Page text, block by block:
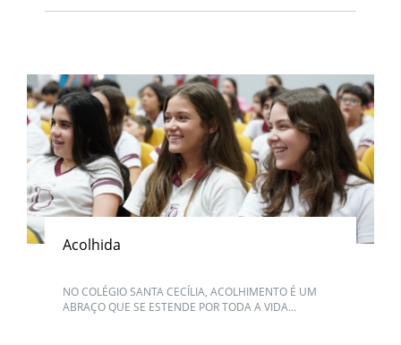
Acolhida
NO COLÉGIO SANTA CECÍLIA, ACOLHIMENTO É UM
ABRAÇO QUE SE ESTENDE POR TODA A VIDA...